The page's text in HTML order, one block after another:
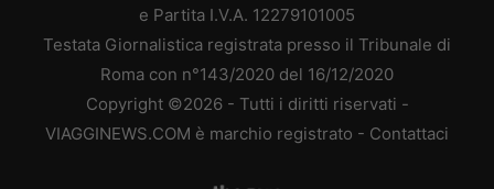
e Partita I.V.A. 12279101005
Testata Giornalistica registrata presso il Tribunale di
Roma con n°143/2020 del 16/12/2020
Copyright ©2026 - Tutti i diritti riservati -
VIAGGINEWS.COM è marchio registrato - Contattaci